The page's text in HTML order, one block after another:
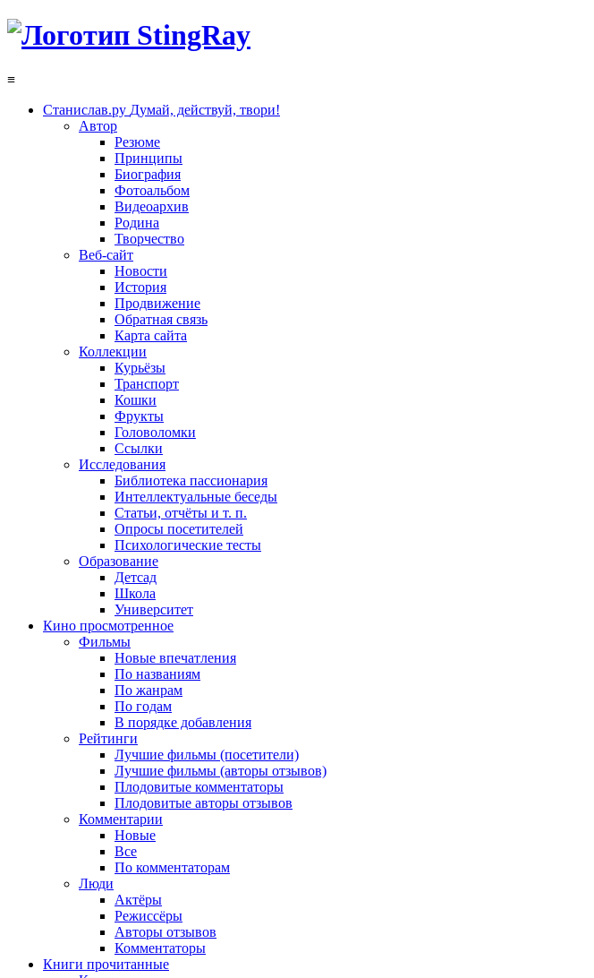
≡
Станислав.ру Думай, действуй, твори!
Автор
Резюме
Принципы
Биография
Фотоальбом
Видеоархив
Родина
Творчество
Веб-сайт
Новости
История
Продвижение
Обратная связь
Карта сайта
Коллекции
Курьёзы
Транспорт
Кошки
Фрукты
Головоломки
Ссылки
Исследования
Библиотека пассионария
Интеллектуальные беседы
Статьи, отчёты и т. п.
Опросы посетителей
Психологические тесты
Образование
Детсад
Школа
Университет
Кино просмотренное
Фильмы
Новые впечатления
По названиям
По жанрам
По годам
В порядке добавления
Рейтинги
Лучшие фильмы (посетители)
Лучшие фильмы (авторы отзывов)
Плодовитые комментаторы
Плодовитые авторы отзывов
Комментарии
Новые
Все
По комментаторам
Люди
Актёры
Режиссёры
Авторы отзывов
Комментаторы
Книги прочитанные